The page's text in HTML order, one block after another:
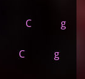
C g
C g